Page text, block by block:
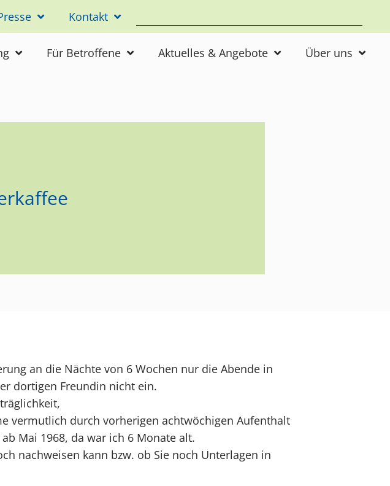
Kontakt
Für Betroffene Aktuelles & Angebote Über uns
an die Nächte von 6 Wochen nur die Abende in
dortigen Freundin nicht ein.
vermutlich durch vorherigen achtwöchigen Aufenthalt
Mai 1968, da war ich 6 Monate alt.
nachweisen kann bzw. ob Sie noch Unterlagen in